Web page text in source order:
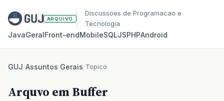
ARQUIVO
Discussoes de Programacao e
Tecnologia
JavaGeralFront‑endMobileSQLJSPHPAndroid
GUJ/Assuntos Gerais/Topico
Arquvo em Buffer